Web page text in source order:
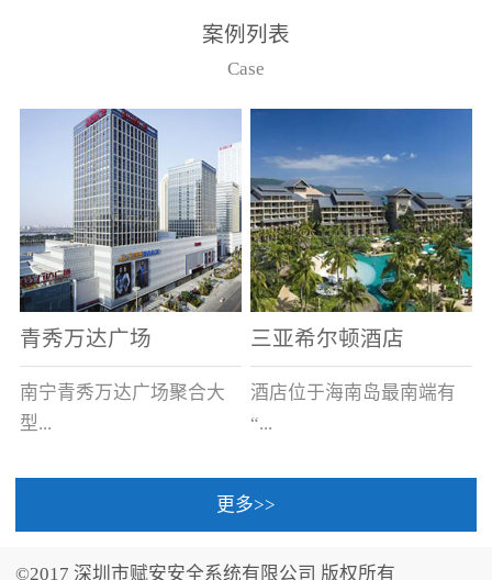
从监控主机上获取，最多
只能接6台，超过的需从现
案例列表
Case
青秀万达广场
南宁青秀万达广场聚合大
型...
三亚希尔顿酒店
酒店位于海南岛最南端有
“...
中国的海岛天堂”之美称的
更多>>
©2017 深圳市赋安安全系统有限公司 版权所有